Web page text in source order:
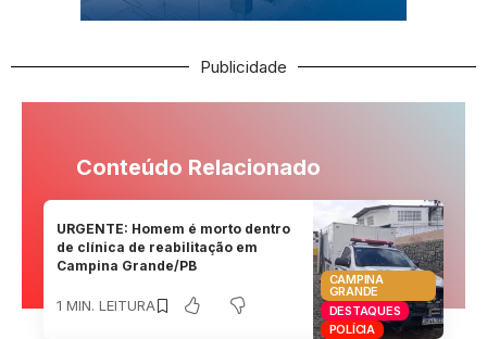
Publicidade
Conteúdo Relacionado
CAMPINA
GRANDE
DESTAQUES
POLÍCIA
URGENTE: Homem é morto dentro
de clínica de reabilitação em
Campina Grande/PB
1 MIN. LEITURA